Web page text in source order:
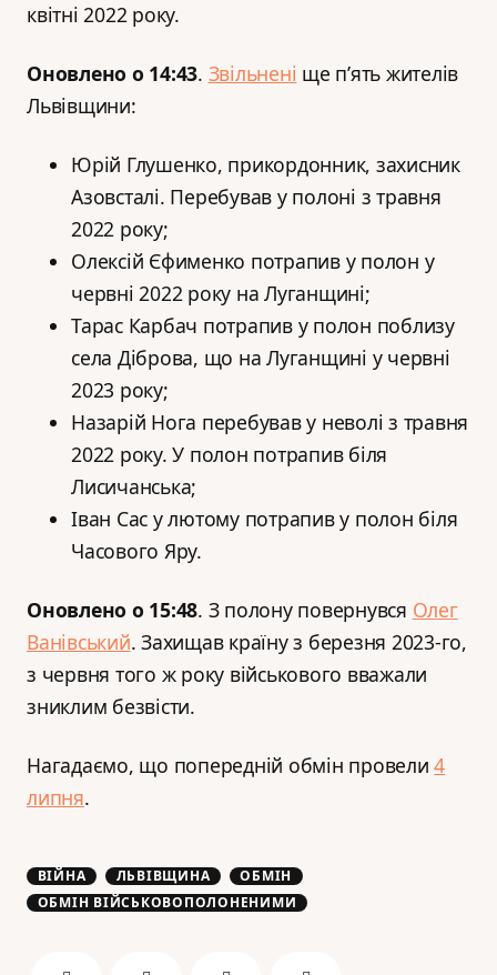
квітні 2022 року.
Оновлено о 14:43. Звільнені ще п’ять жителів
Львівщини:
Юрій Глушенко, прикордонник, захисник
Азовсталі. Перебував у полоні з травня
2022 року;
Олексій Єфименко потрапив у полон у
червні 2022 року на Луганщині;
Тарас Карбач потрапив у полон поблизу
села Діброва, що на Луганщині у червні
2023 року;
Назарій Нога перебував у неволі з травня
2022 року. У полон потрапив біля
Лисичанська;
Іван Сас у лютому потрапив у полон біля
Часового Яру.
Оновлено о 15:48. З полону повернувся Олег
Ванівський. Захищав країну з березня 2023-го,
з червня того ж року військового вважали
зниклим безвісти.
Нагадаємо, що попередній обмін провели4
липня.
ВІЙНА ЛЬВІВЩИНА
ОБМІН
ОБМІН ВІЙСЬКОВОПОЛОНЕНИМИ